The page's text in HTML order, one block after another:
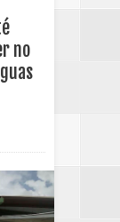
no